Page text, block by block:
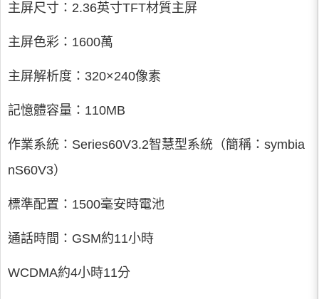
主屏尺寸：2.36英寸TFT材質主屏
主屏色彩：1600萬
主屏解析度：320×240像素
記憶體容量：110MB
作業系統：Series60V3.2智慧型系統（簡稱：symbia
nS60V3）
標準配置：1500毫安時電池
通話時間：GSM約11小時
WCDMA約4小時11分